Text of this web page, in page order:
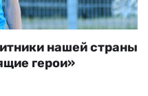
нашей страны
герои»